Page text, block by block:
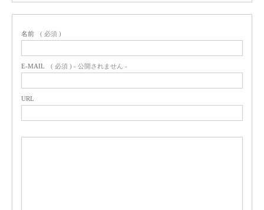
名前 ( 必須 )
E-MAIL ( 必須 ) - 公開されません -
URL